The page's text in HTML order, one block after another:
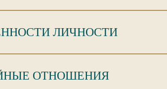
ЛИЧНОСТИ
ОТНОШЕНИЯ